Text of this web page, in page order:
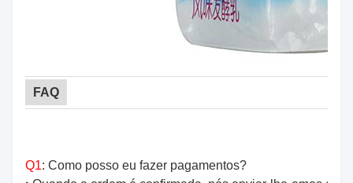
FAQ
Q1: Como posso eu fazer pagamentos?